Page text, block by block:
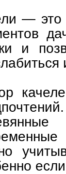
— это
и